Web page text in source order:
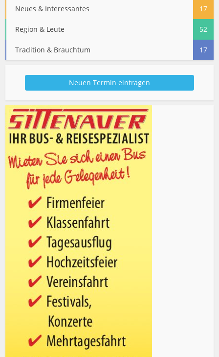
Neues & Interessantes 17
Region & Leute 52
Tradition & Brauchtum 17
Neuen Termin eintragen